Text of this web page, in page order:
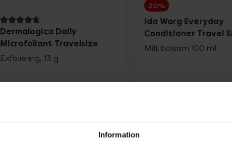
Information
4.8 av 5 i omdöme
Dermalogica Daily
Microfoliant Travelsize
Exfoliering, 13 g
Dermalogica Daily Microfoliant
20%
Ida Warg Everyday
Conditioner Travel
Milt balsam 100 ml
Ida